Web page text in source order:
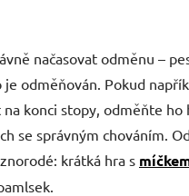
načasovat odměnu –
je odměňován. Pokud
konci stopy, odměňte ho
se správným chováním.
krátká hra s